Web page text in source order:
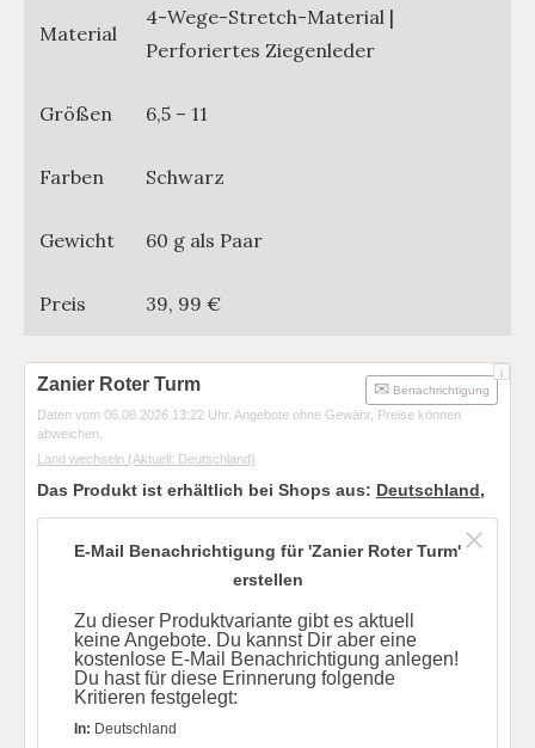
Material
4-Wege-Stretch-Material |
Perforiertes Ziegenleder
Größen 6,5 – 11
Farben Schwarz
Gewicht 60 g als Paar
Preis 39, 99 €
i
Zanier Roter Turm Benachrichtigung
Daten vom 06.08.2026 13:22 Uhr. Angebote ohne Gewähr, Preise können
abweichen.
Land wechseln (Aktuell: Deutschland)
Das Produkt ist erhältlich bei Shops aus: Deutschland,
E-Mail Benachrichtigung für 'Zanier Roter Turm'
erstellen
Zu dieser Produktvariante gibt es aktuell
keine Angebote. Du kannst Dir aber eine
kostenlose E-Mail Benachrichtigung anlegen!
Du hast für diese Erinnerung folgende
Kritieren festgelegt:
In: Deutschland